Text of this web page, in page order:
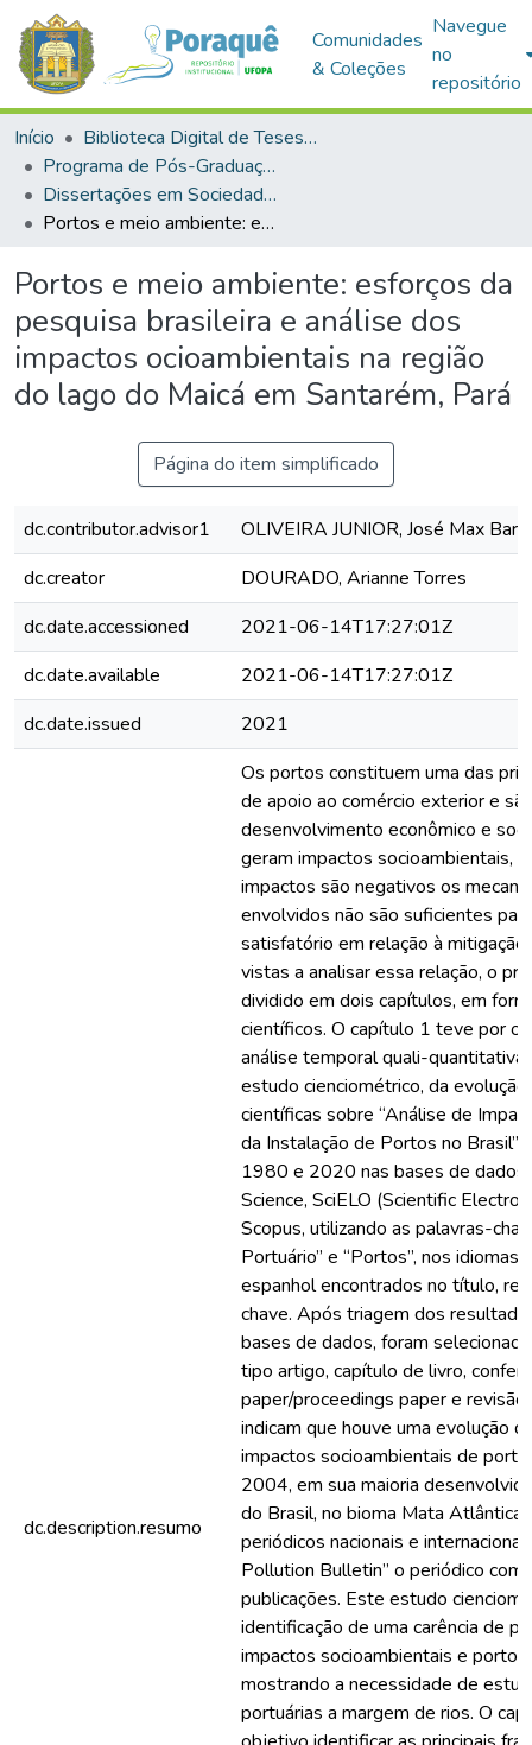
Comunidades
& Coleções
Navegue
no
repositório
Início
Biblioteca Digital de Teses e Dissertações (BDTD)
Programa de Pós-Graduação em Sociedade, Ambiente e Qualidade de Vida (PPGSAQ)
Dissertações em Sociedade, Ambiente e Qualidade de Vida (Mestrado)
Portos e meio ambiente: esforços da pesquisa brasileira e análise dos impactos ocioambientais na região do lago do Maicá em Santarém, Pará
Portos e meio ambiente: esforços da
pesquisa brasileira e análise dos
impactos ocioambientais na região
do lago do Maicá em Santarém, Pará
Página do item simplificado
dc.contributor.advisor1
OLIVEIRA JUNIOR, José Max
dc.creator
DOURADO, Arianne Torres
dc.date.accessioned
2021-06-14T17:27:01Z
dc.date.available
2021-06-14T17:27:01Z
dc.date.issued
2021
dc.description.resumo
Os portos constituem uma das
de apoio ao comércio exterior e
desenvolvimento econômico e
geram impactos socioambientais,
impactos são negativos os
envolvidos não são suficientes
satisfatório em relação à
vistas a analisar essa relação, o
dividido em dois capítulos, em
científicos. O capítulo 1 teve por
análise temporal quali-
estudo cienciométrico, da
científicas sobre “Análise de
da Instalação de Portos no Brasil”
1980 e 2020 nas bases de
Science, SciELO (Scientific
Scopus, utilizando as palavras-
Portuário” e “Portos”, nos idiomas
espanhol encontrados no título,
chave. Após triagem dos
bases de dados, foram
tipo artigo, capítulo de livro,
paper/proceedings paper e
indicam que houve uma evolução
impactos socioambientais de
2004, em sua maioria
do Brasil, no bioma Mata
periódicos nacionais e
Pollution Bulletin” o periódico com
publicações. Este estudo
identificação de uma carência de
impactos socioambientais e
mostrando a necessidade de
portuárias a margem de rios. O